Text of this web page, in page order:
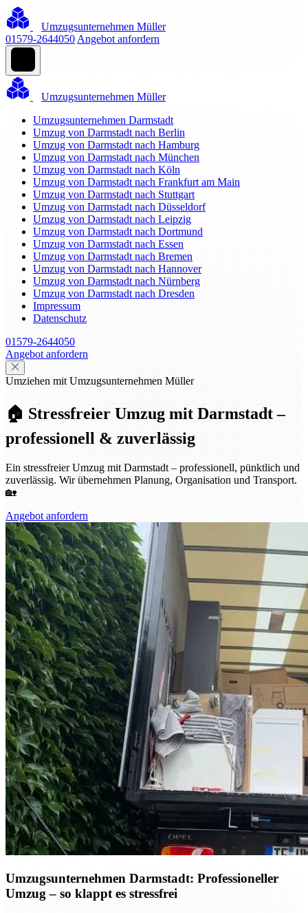
Umzugsunternehmen Müller
01579-2644050 Angebot anfordern
Umzugsunternehmen Müller
Umzugsunternehmen Darmstadt
Umzug von Darmstadt nach Berlin
Umzug von Darmstadt nach Hamburg
Umzug von Darmstadt nach München
Umzug von Darmstadt nach Köln
Umzug von Darmstadt nach Frankfurt am Main
Umzug von Darmstadt nach Stuttgart
Umzug von Darmstadt nach Düsseldorf
Umzug von Darmstadt nach Leipzig
Umzug von Darmstadt nach Dortmund
Umzug von Darmstadt nach Essen
Umzug von Darmstadt nach Bremen
Umzug von Darmstadt nach Hannover
Umzug von Darmstadt nach Nürnberg
Umzug von Darmstadt nach Dresden
Impressum
Datenschutz
01579-2644050
Angebot anfordern
Umziehen mit Umzugsunternehmen Müller
🏠 Stressfreier Umzug mit Darmstadt –
professionell & zuverlässig
Ein stressfreier Umzug mit Darmstadt – professionell, pünktlich und
zuverlässig. Wir übernehmen Planung, Organisation und Transport.
🏡
Angebot anfordern
Umzugsunternehmen Darmstadt: Professioneller
Umzug – so klappt es stressfrei